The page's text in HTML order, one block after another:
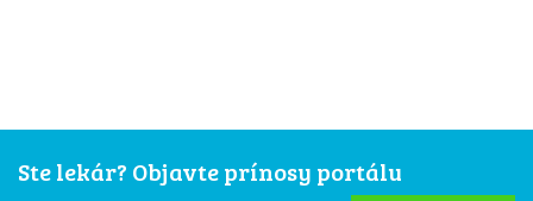
Ste lekár? Objavte prínosy portálu